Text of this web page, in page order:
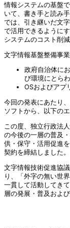
情報システムの基盤
いて、書き手と読み
では、引き継いだ文
で活用できるように
システムのコスト削
文字情報基盤整備事
政府自治体に
び環境にとら
OSおよびアプ
今回の発表にあたり
ソフトから、以下の
この度、独立行政法
の今後の一層の普及
供・保守・活用促進
契約を締結しました。
文字情報技術促進協
り、「外字の無い世
一貫して活動してき
層の発展・普及およ